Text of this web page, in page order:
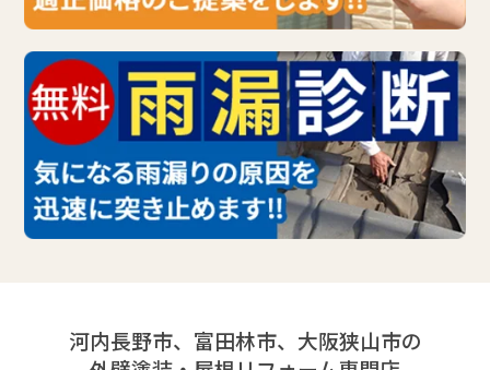
河内長野市、富田林市、大阪狭山市の